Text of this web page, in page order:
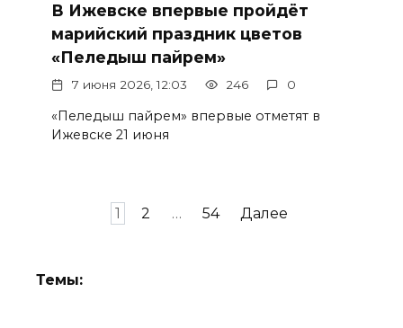
В Ижевске впервые пройдёт
марийский праздник цветов
«Пеледыш пайрем»
7 июня 2026, 12:03 246 0
«Пеледыш пайрем» впервые отметят в
Ижевске 21 июня
1 2 … 54 Далее
Темы: